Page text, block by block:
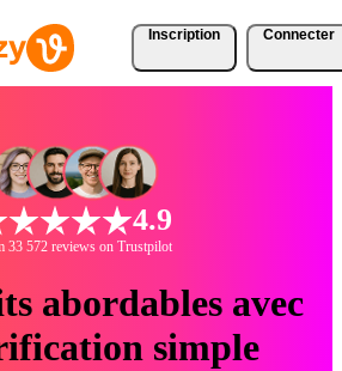
Inscription Connecter
4.9
33 572 reviews on Trustpilot
abordables avec
simple